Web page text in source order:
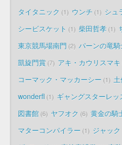
タイタニック 1 ウンチ 1 シュ
シービスケット 1 柴田哲孝 1
東京競馬場南門 2 パーンの竜
凱旋門賞 7 アキ・カウリスマキ
コーマック・マッカーシー 1
wonderfl 1 ギャングスターレッ
図書館 6 ヤフオク 6 黄金の騎
マターコンパイラー 1 ジャッ